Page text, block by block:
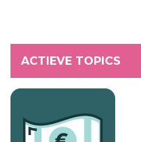
ACTIEVE TOPICS